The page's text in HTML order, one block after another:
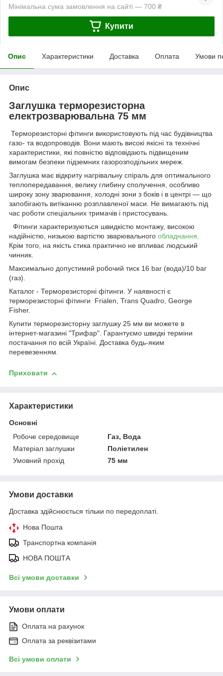
Мінімальна сума замовлення на сайті — 700 ₴
Купити
Опис Характеристики Доставка Оплата Умови
Опис
Заглушка терморезисторна
електрозварювальна 75 мм
Терморезисторні фітинги використовують під час будівництва
газо- та водопроводів. Вони мають високі якісні та технічні
характеристики, які повністю відповідають підвищеним
вимогам безпеки підземних газорозподільних мереж.
Заглушка має відкриту нагрівальну спіраль для оптимального
теплопередавання, велику глибину сполучення, особливо
широку зону зварювання, холодні зони з боків і в центрі — що
запобігають витіканню розплавленої маси. Не вимагають під
час роботи спеціальних тримачів і пристосувань.
Фітинги характеризуються швидкістю монтажу, високою
надійністю, низькою вартістю зварювального обладнання.
Крім того, на якість стика практично не впливає людський
чинник.
Максимально допустимий робочий тиск 16 bar (вода)/10 bar
(газ).
Каталог - Терморезисторні фітинги. У наявності є
терморезисторні фітинги Frialen, Trans Quadro, George
Fisher.
Купити терморезисторну заглушку 25 мм ви можете в
інтернет-магазині "Трифар". Гарантуємо швидкі терміни
постачання по всій Україні. Доставка будь-яким
перевезенням.
Приховати
Характеристики
Основні
Робоче середовище
Газ, Вода
Матеріал заглушки
Поліетилен
Умовний прохід
75 мм
Умови доставки
Доставка здійснюється тільки по передоплаті.
Нова Пошта
Транспортна компанія
НОВА ПОШТА
Всі умови доставки
Умови оплати
Оплата на рахунок
Оплата за реквізитами
Всі умови оплати